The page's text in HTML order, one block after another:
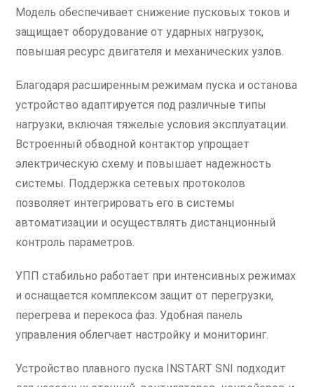
Модель обеспечивает снижение пусковых токов и
защищает оборудование от ударных нагрузок,
повышая ресурс двигателя и механических узлов.
Благодаря расширенным режимам пуска и останова
устройство адаптируется под различные типы
нагрузки, включая тяжелые условия эксплуатации.
Встроенный обводной контактор упрощает
электрическую схему и повышает надежность
системы. Поддержка сетевых протоколов
позволяет интегрировать его в системы
автоматизации и осуществлять дистанционный
контроль параметров.
УПП стабильно работает при интенсивных режимах
и оснащается комплексом защит от перегрузки,
перегрева и перекоса фаз. Удобная панель
управления облегчает настройку и мониторинг.
Устройство плавного пуска INSTART SNI подходит